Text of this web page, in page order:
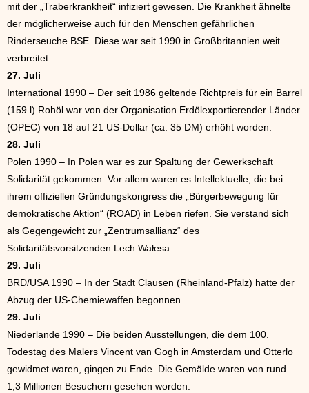
mit der „Traberkrankheit“ infiziert gewesen. Die Krankheit ähnelte
der möglicherweise auch für den Menschen gefährlichen
Rinderseuche BSE. Diese war seit 1990 in Großbritannien weit
verbreitet.
27. Juli
International 1990 – Der seit 1986 geltende Richtpreis für ein Barrel
(159 l) Rohöl war von der Organisation Erdölexportierender Länder
(OPEC) von 18 auf 21 US-Dollar (ca. 35 DM) erhöht worden.
28. Juli
Polen 1990 – In Polen war es zur Spaltung der Gewerkschaft
Solidarität gekommen. Vor allem waren es Intellektuelle, die bei
ihrem offiziellen Gründungskongress die „Bürgerbewegung für
demokratische Aktion“ (ROAD) in Leben riefen. Sie verstand sich
als Gegengewicht zur „Zentrumsallianz“ des
Solidaritätsvorsitzenden Lech Wałesa.
29. Juli
BRD/USA 1990 – In der Stadt Clausen (Rheinland-Pfalz) hatte der
Abzug der US-Chemiewaffen begonnen.
29. Juli
Niederlande 1990 – Die beiden Ausstellungen, die dem 100.
Todestag des Malers Vincent van Gogh in Amsterdam und Otterlo
gewidmet waren, gingen zu Ende. Die Gemälde waren von rund
1,3 Millionen Besuchern gesehen worden.